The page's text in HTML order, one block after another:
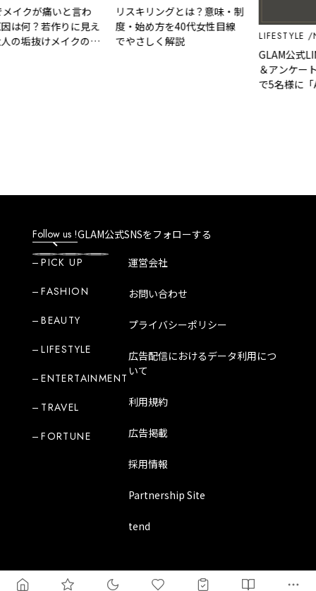
が痛いと言わ
？若作りに見え
抜けメイクの正
リスキリングとは？意味・制
度・始め方を40代女性目線
でやさしく解説
LIFESTYLE NEWS
GLAM公式LINE
＆アンケート回
で5名様に「
Follow us !GLAM公式SNSをフォローする
PICK UP
FASHION
BEAUTY
LIFESTYLE
ENTERTAINMENT
TRAVEL
FORTUNE
運営会社
お問い合わせ
プライバシーポリシー
広告配信におけるデータ利用につ
いて
利用規約
広告掲載
採用情報
Partnership Site
tend
Copyright Mode Media Japan Corporation